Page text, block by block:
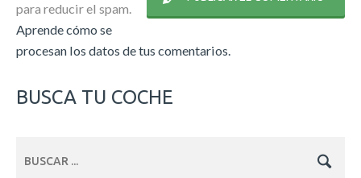
para reducir el spam.
Aprende cómo se
procesan los datos de tus comentarios.
BUSCA TU COCHE